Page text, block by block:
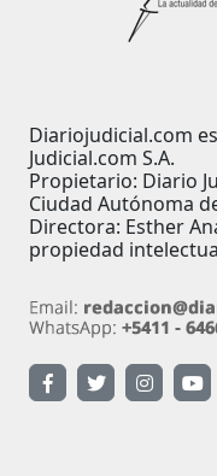
Diariojudicial.com
Judicial.com S.A.
Propietario: Diario
Ciudad Autónoma
Directora: Esther
propiedad